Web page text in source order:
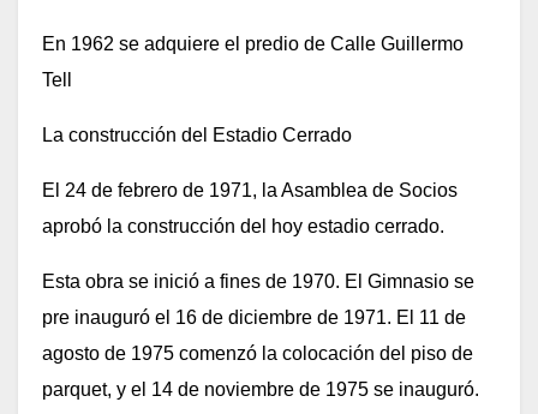
En 1962 se adquiere el predio de Calle Guillermo
Tell
La construcción del Estadio Cerrado
El 24 de febrero de 1971, la Asamblea de Socios
aprobó la construcción del hoy estadio cerrado.
Esta obra se inició a fines de 1970. El Gimnasio se
pre inauguró el 16 de diciembre de 1971. El 11 de
agosto de 1975 comenzó la colocación del piso de
parquet, y el 14 de noviembre de 1975 se inauguró.